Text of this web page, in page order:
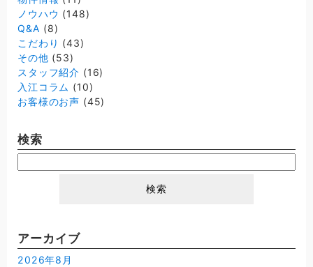
ノウハウ (148)
Q&A (8)
こだわり (43)
その他 (53)
スタッフ紹介 (16)
入江コラム (10)
お客様のお声 (45)
検索
索:
アーカイブ
2026年8月